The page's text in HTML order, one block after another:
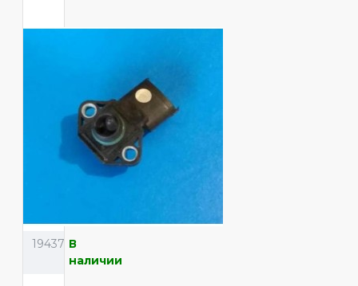
19437 В
наличии